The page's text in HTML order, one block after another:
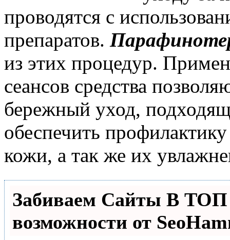
проводятся с
препаратов.
из этих процедур.
сеансов средства
бережный уход,
обеспечить
кожи, а так же их
Забиваем Сайты В
возможности от